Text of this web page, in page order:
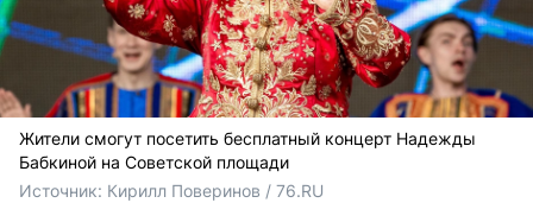
Жители смогут посетить бесплатный концерт Надежды
Бабкиной на Советской площади
Источник: Кирилл Поверинов / 76.RU